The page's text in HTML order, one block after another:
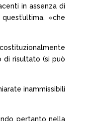
in assenza di
«che
di risultato (si può
inammissibili
pertanto nella